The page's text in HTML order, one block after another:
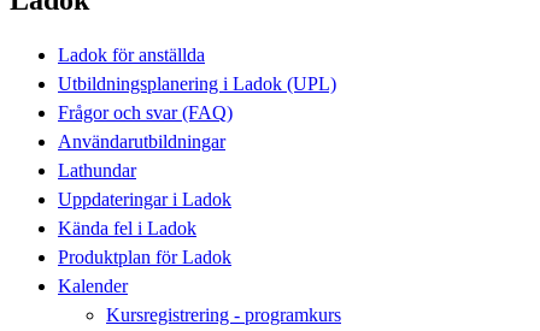
Ladok för anställda
Utbildningsplanering i Ladok (UPL)
Frågor och svar (FAQ)
Användarutbildningar
Lathundar
Uppdateringar i Ladok
Kända fel i Ladok
Produktplan för Ladok
Kalender
Kursregistrering - programkurs